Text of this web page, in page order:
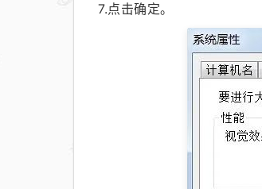
7.点击确定。